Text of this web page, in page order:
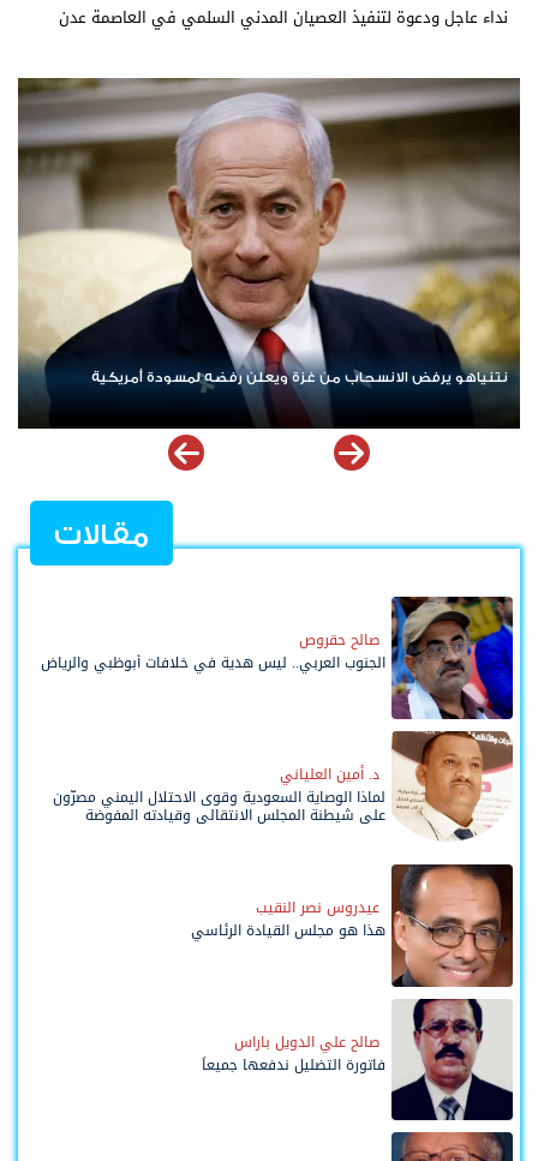
نداء عاجل ودعوة لتنفيذ العصيان المدني السلمي في العاصمة عدن
ردا على «خروقات» حزب الله.. إسرائيل تشن ضربات على جنوب لبنان
مقالات
صالح حقروص
الجنوب العربي.. ليس هدية في خلافات أبوظبي والرياض
د. أمين العلياني
لماذا الوصاية السعودية وقوى الاحتلال اليمني مصرّون
على شيطنة المجلس الانتقالي وقيادته المفوضة
عيدروس نصر النقيب
هذا هو مجلس القيادة الرئاسي
صالح علي الدويل باراس
فاتورة التضليل ندفعها جميعاً